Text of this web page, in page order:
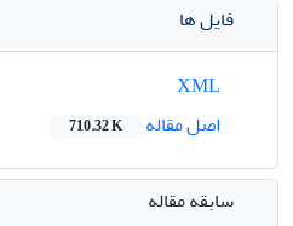
فایل ها
اصل مقاله
710.32 K
سابقه مقاله